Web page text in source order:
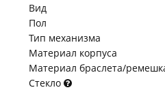
Вид
Пол
Тип механизма
Материал корпуса
Материал браслета/
Стекло